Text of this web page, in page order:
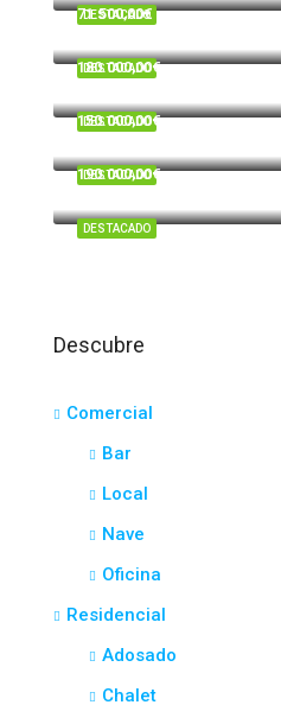
DESTACADO
DESTACADO
71.500,00€
DESTACADO
180.000,00€
DESTACADO
150.000,00€
DESTACADO
190.000,00€
Descubre
Comercial
Bar
Local
Nave
Oficina
Residencial
Adosado
Chalet